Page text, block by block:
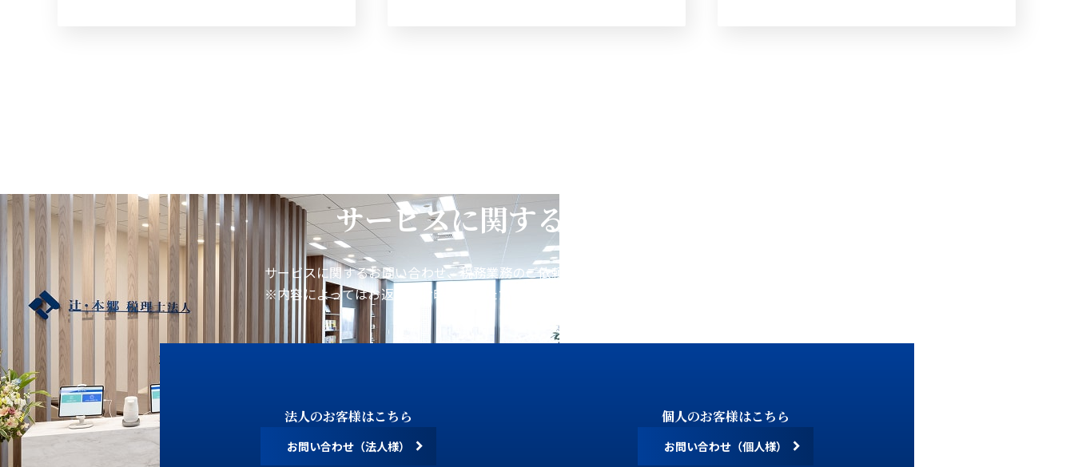
サービスに関するお問い合わせ
サービスに関するお問い合わせ、税務業務のご依頼などをお受けしております。
※内容によってはお返事にお時間をいただく場合がございます。あらかじめご了承ください。
法人のお客様はこちら
お問い合わせ（法人様）
個人のお客様はこちら
お問い合わせ（個人様）